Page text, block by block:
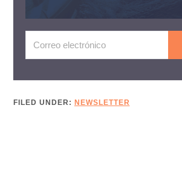
FILED UNDER: NEWSLETTER